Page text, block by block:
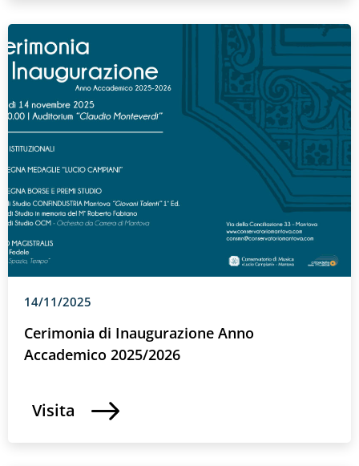
14/11/2025
Cerimonia di Inaugurazione Anno
Accademico 2025/2026
Visita